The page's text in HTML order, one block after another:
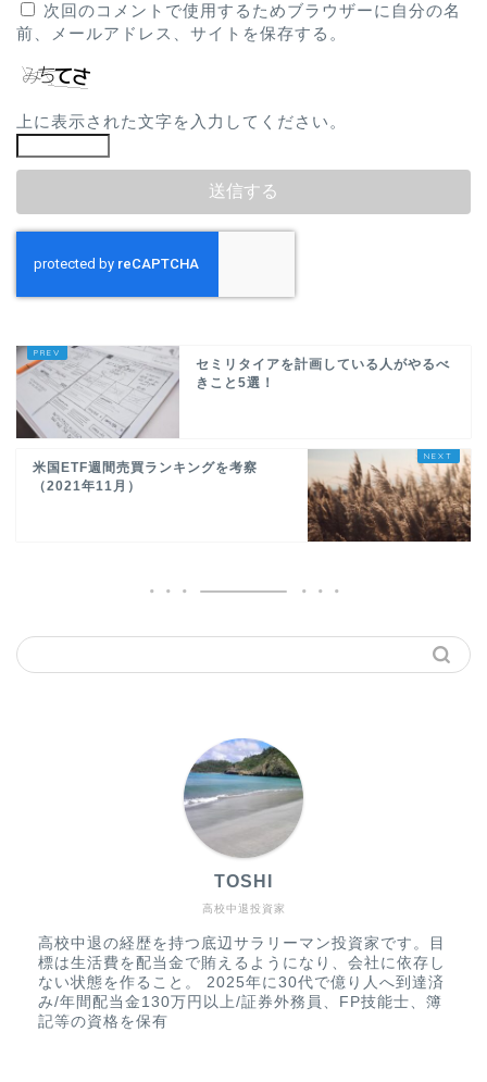
次回のコメントで使用するためブラウザーに自分の名
前、メールアドレス、サイトを保存する。
上に表示された文字を入力してください。
セミリタイアを計画している人がやるべ
きこと5選！
米国ETF週間売買ランキングを考察
（2021年11月）
高校中退投資家
TOSHI
高校中退の経歴を持つ底辺サラリーマン投資家です。目
標は生活費を配当金で賄えるようになり、会社に依存し
ない状態を作ること。 2025年に30代で億り人へ到達済
み/年間配当金130万円以上/証券外務員、FP技能士、簿
記等の資格を保有